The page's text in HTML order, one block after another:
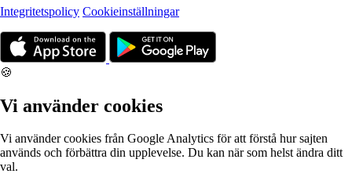
Integritetspolicy Cookieinställningar
🍪
Vi använder cookies
Vi använder cookies från Google Analytics för att förstå hur sajten
används och förbättra din upplevelse. Du kan när som helst ändra ditt
val.